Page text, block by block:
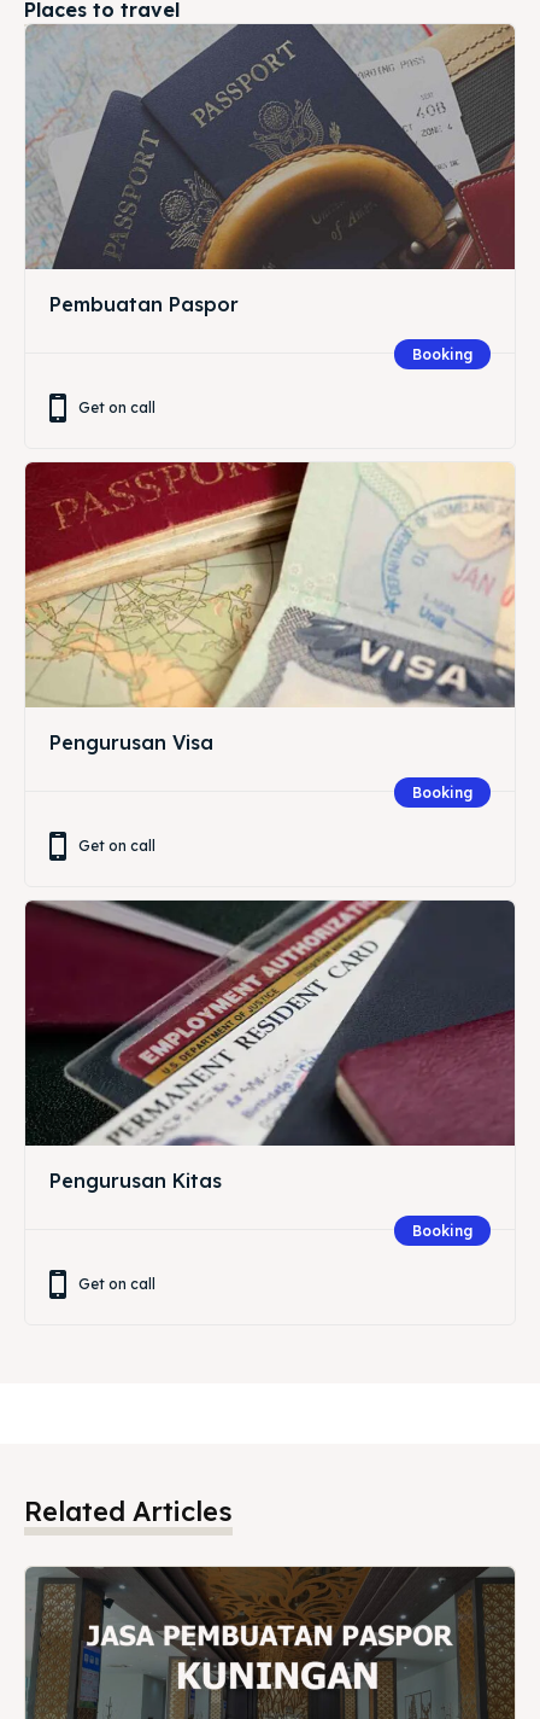
Places to travel
Pembuatan Paspor
Booking
Get on call
Pengurusan Visa
Booking
Get on call
Pengurusan Kitas
Booking
Get on call
Related Articles